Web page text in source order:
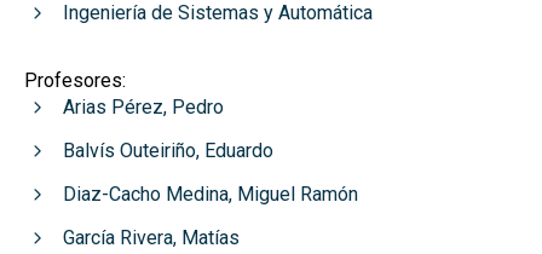
Ingeniería de Sistemas y Automática
Profesores:
Arias Pérez, Pedro
Balvís Outeiriño, Eduardo
Diaz-Cacho Medina, Miguel Ramón
García Rivera, Matías